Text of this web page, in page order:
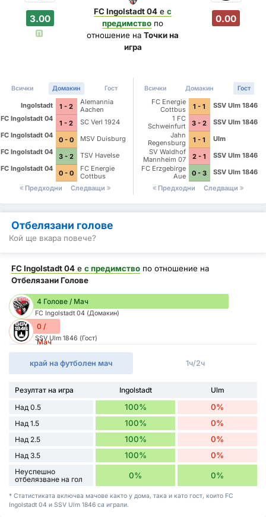
3.00
П
FC Ingolstadt 04 ес
предимство по
отношение наТочки на
игра
0.00
Всички Домакин Гост
Ingolstadt 1 - 2
Alemannia
Aachen
FC Ingolstadt 04
1 - 2
SC Verl 1924
FC Ingolstadt 04
0 - 0
MSV Duisburg
FC Ingolstadt 04
3 - 2
TSV Havelse
FC Ingolstadt 04
0 - 0
FC Energie
Cottbus
Предходни
Следващи
Всички Домакин Гост
FC Energie
Cottbus
1 - 1
SSV Ulm 1846
1 FC
Schweinfurt
1905
3 - 2
SSV Ulm 1846
Jahn
Regensburg
1 - 1
Ulm
SV Waldhof
Mannheim 07
2 - 1
SSV Ulm 1846
FC Erzgebirge
Aue
0 - 3
SSV Ulm 1846
Предходни
Следващи
Отбелязани голове
Кой ще вкара повече?
FC Ingolstadt 04 е с предимство по отношение на
Отбелязани Голове
4 Голове / Мач
FC Ingolstadt 04 (Домакин)
0 /
Мач
SSV Ulm 1846 (Гост)
край на футболен мач 1ч/2ч
Резултат на игра Ingolstadt
Ulm
Над 0.5
100% 0%
Над 1.5 100% 0%
Над 2.5 100% 0%
Над 3.5 100% 0%
Неуспешно
отбелязване на гол
0% 0%
* Статистиката включва мачове както у дома, така и като гост, които FC
Ingolstadt 04 и SSV Ulm 1846 са играли.